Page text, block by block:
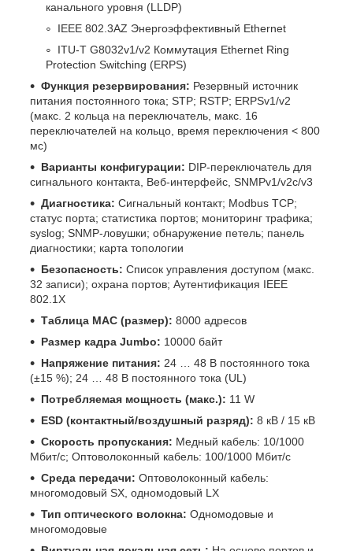
канального уровня (LLDP)
IEEE 802.3AZ Энергоэффективный Ethernet
ITU-T G8032v1/v2 Коммутация Ethernet Ring
Protection Switching (ERPS)
Функция резервирования: Резервный источник
питания постоянного тока; STP; RSTP; ERPSv1/v2
(макс. 2 кольца на переключатель, макс. 16
переключателей на кольцо, время переключения < 800
мс)
Варианты конфигурации: DIP-переключатель для
сигнального контакта, Веб-интерфейс, SNMPv1/v2c/v3
Диагностика: Сигнальный контакт; Modbus TCP;
статус порта; статистика портов; мониторинг трафика;
syslog; SNMP-ловушки; обнаружение петель; панель
диагностики; карта топологии
Безопасность: Список управления доступом (макс.
32 записи); охрана портов; Аутентификация IEEE
802.1X
Таблица MAC (размер): 8000 адресов
Размер кадра Jumbo: 10000 байт
Напряжение питания: 24 … 48 В постоянного тока
(±15 %); 24 … 48 В постоянного тока (UL)
Потребляемая мощность (макс.): 11 W
ESD (контактный/воздушный разряд): 8 кВ / 15 кВ
Скорость пропускания: Медный кабель: 10/1000
Мбит/с; Оптоволоконный кабель: 100/1000 Мбит/с
Среда передачи: Оптоволоконный кабель:
многомодовый SX, одномодовый LX
Тип оптического волокна: Одномодовые и
многомодовые